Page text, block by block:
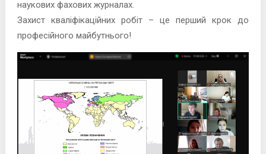
наукових фахових журналах.
Захист кваліфікаційних робіт – це перший крок до
професійного майбутнього!